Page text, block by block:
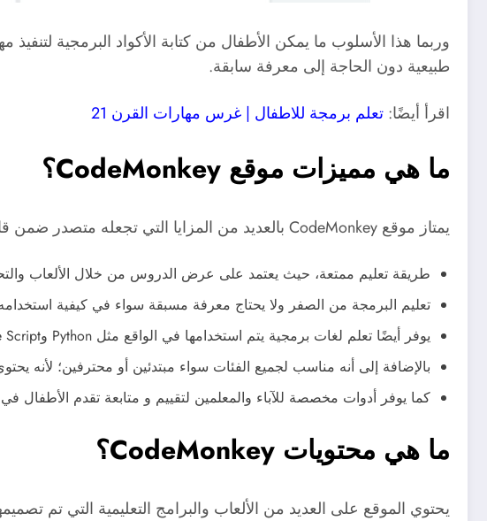
وربما هذا الأسلوب ما يمكن الأطفال من كتابة الأكواد البرمجية
طبيعية دون الحاجة إلى معرفة سابقة.
اقرأ أيضًا: تعلم برمجة للاطفال | غرس مهارات القرن 21
ما هي مميزات موقع CodeMonkey؟
يمتاز موقع CodeMonkey بالعديد من المزايا التي تجعله متصدر ضمن قائمة أفضل مواقع تعليم البرمجة للأطفال. ومن أبرز هذه المميزات ما يلي:
طريقة تعليم ممتعة، حيث يعتمد على عرض الدروس من خلال الألعاب
تعليم البرمجة من الصفر ولا يحتاج معرفة مسبقة سواء في كيفية
يوفر أيضًا تعلم لغات برمجية يتم استخدامها في الواقع مثل Python وCoffee Script.
بالإضافة إلى أنه مناسب لجميع الفئات سواء مبتدئين أو محترفين؛ لأنه
كما يوفر أدوات مخصصة للآباء والمعلمين لتقييم و متابعة تقدم الأطفال في
ما هي محتويات CodeMonkey؟
يحتوي الموقع على العديد من الألعاب والبرامج التعليمية التي تم